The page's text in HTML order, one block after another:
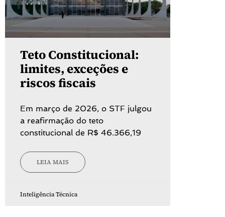
Teto Constitucional:
limites, exceções e
riscos fiscais
Em março de 2026, o STF julgou
a reafirmação do teto
constitucional de R$ 46.366,19
LEIA MAIS
Inteligência Técnica